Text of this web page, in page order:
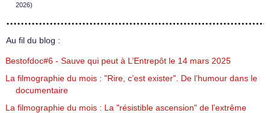
2026)
Au fil du blog :
Bestofdoc#6 - Sauve qui peut à L’Entrepôt le 14 mars 2025
La filmographie du mois : "Rire, c’est exister". De l’humour dans le
documentaire
La filmographie du mois : La "résistible ascension" de l’extrême